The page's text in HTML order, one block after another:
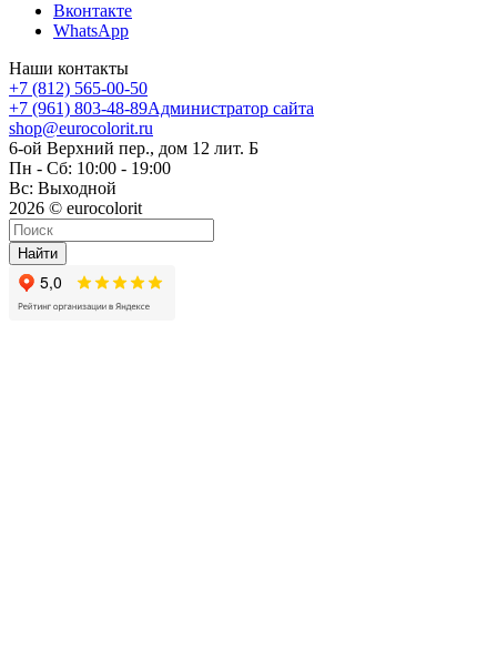
Вконтакте
WhatsApp
Наши контакты
+7 (812) 565-00-50
+7 (961) 803-48-89Администратор сайта
shop@eurocolorit.ru
6-ой Верхний пер., дом 12 лит. Б
Пн - Сб: 10:00 - 19:00
Вс: Выходной
2026 © eurocolorit
Найти